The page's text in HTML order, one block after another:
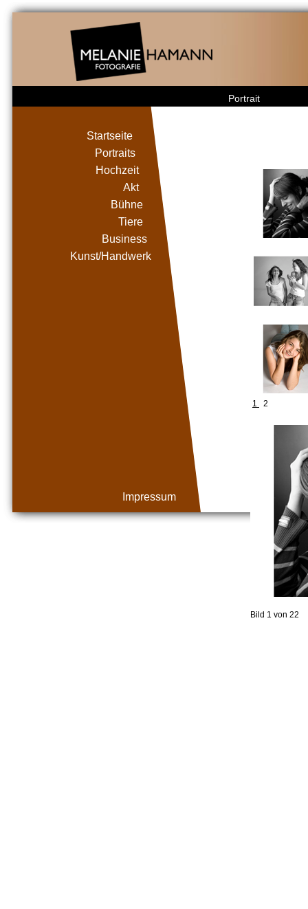
Portrait
Startseite
Portraits
Hochzeit
Akt
Bühne
Tiere
Business
Kunst/Handwerk
Impressum
1 2
Bild 1 von 22